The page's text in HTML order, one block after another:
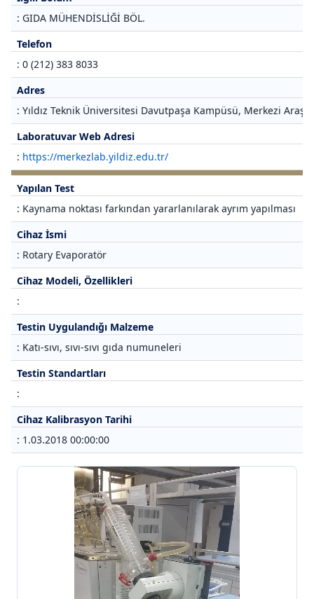
: GIDA MÜHENDİSLİĞİ BÖL.
Telefon
: 0 (212) 383 8033
Adres
: Yıldız Teknik Üniversitesi Davutpaşa Kampüsü, Merkezi
Laboratuvar Web Adresi
: https://merkezlab.yildiz.edu.tr/
Yapılan Test
: Kaynama noktası farkından yararlanılarak ayrım yapılması
Cihaz İsmi
: Rotary Evaporatör
Cihaz Modeli, Özellikleri
:
Testin Uygulandığı Malzeme
: Katı-sıvı, sıvı-sıvı gıda numuneleri
Testin Standartları
:
Cihaz Kalibrasyon Tarihi
: 1.03.2018 00:00:00